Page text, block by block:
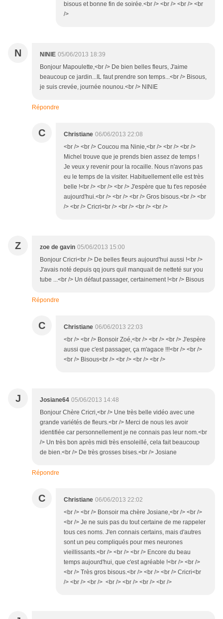
bisous et bonne fin de soirée.<br /> <br /> <br /> <br
/>
N NINIE 05/06/2013 18:39
Bonjour Mapoulette,<br /> De bien belles fleurs, J'aime
beaucoup ce jardin...IL faut prendre son temps...<br /> Bisous,
je suis crevée, journée nounou.<br /> NINIE
Répondre
C Christiane 06/06/2013 22:08
<br /> <br /> Coucou ma Ninie,<br /> <br /> <br />
Michel trouve que je prends bien assez de temps !
Je veux y revenir pour la rocaille. Nous n'avons pas
eu le temps de la visiter. Habituellement elle est très
belle !<br /> <br /> <br /> J'espère que tu t'es reposée
aujourd'hui.<br /> <br /> <br /> Gros bisous.<br /> <br
/> <br /> Cricri<br /> <br /> <br /> <br />
Z zoe de gavin 05/06/2013 15:00
Bonjour Cricri<br /> De belles fleurs aujourd'hui aussi !<br />
J'avais noté depuis qq jours quil manquait de netteté sur you
tube ...<br /> Un défaut passager, certainement !<br /> Bisous
Répondre
C Christiane 06/06/2013 22:03
<br /> <br /> Bonsoir Zoé,<br /> <br /> <br /> J'espère
aussi que c'est passager, ça m'agace !!!<br /> <br />
<br /> Bisous<br /> <br /> <br /> <br />
J Josiane64 05/06/2013 14:48
Bonjour Chère Cricri,<br /> Une très belle vidéo avec une
grande variétés de fleurs.<br /> Merci de nous les avoir
identifiée car personnellement je ne connais pas leur nom.<br
/> Un très bon après midi très ensoleillé, cela fait beaucoup
de bien.<br /> De très grosses bises.<br /> Josiane
Répondre
C Christiane 06/06/2013 22:02
<br /> <br /> Bonsoir ma chère Josiane,<br /> <br />
<br /> Je ne suis pas du tout certaine de me rappeler
tous ces noms. J'en connais certains, mais d'autres
sont un peu compliqués pour mes neurones
vieillissants.<br /> <br /> <br /> Encore du beau
temps aujourd'hui, que c'est agréable !<br /> <br />
<br /> Très gros bisous.<br /> <br /> <br /> Cricri<br
/> <br /> <br /> <br /> <br /> <br /> <br />